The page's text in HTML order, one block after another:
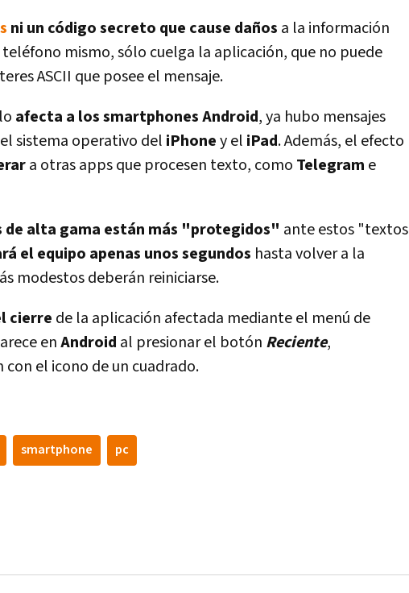
ni un código secreto que cause daños a la información
mismo, sólo cuelga la aplicación, que no puede
ASCII que posee el mensaje.
afecta a los smartphones Android, ya hubo mensajes
sistema operativo del iPhoney el iPad. Además, el efecto
a otras apps que procesen texto, como Telegram e
alta gama están más "protegidos" ante estos "textos
el equipo apenas unos segundos hasta volver a la
modestos deberán reiniciarse.
cierre de la aplicación afectada mediante el menú de
enAndroid al presionar el botón Reciente,
el icono de un cuadrado.
smartphone pc